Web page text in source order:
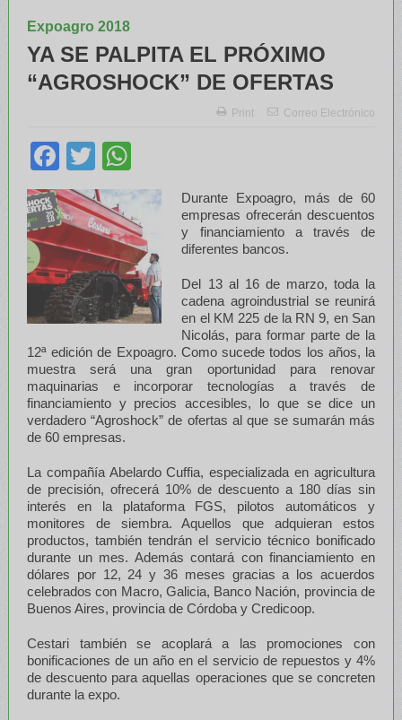
Expoagro 2018
YA SE PALPITA EL PRÓXIMO
“AGROSHOCK” DE OFERTAS
Print Correo Electrónico
Facebook
Twitter
Durante Expoagro, más de 60
empresas ofrecerán descuentos
y financiamiento a través de
diferentes bancos.
Del 13 al 16 de marzo, toda la
cadena agroindustrial se reunirá
en el KM 225 de la RN 9, en San
Nicolás, para formar parte de la
12ª edición de Expoagro. Como sucede todos los años, la
muestra será una gran oportunidad para renovar
maquinarias e incorporar tecnologías a través de
financiamiento y precios accesibles, lo que se dice un
verdadero “Agroshock” de ofertas al que se sumarán más
de 60 empresas.
La compañía Abelardo Cuffia, especializada en agricultura
de precisión, ofrecerá 10% de descuento a 180 días sin
interés en la plataforma FGS, pilotos automáticos y
monitores de siembra. Aquellos que adquieran estos
productos, también tendrán el servicio técnico bonificado
durante un mes. Además contará con financiamiento en
dólares por 12, 24 y 36 meses gracias a los acuerdos
celebrados con Macro, Galicia, Banco Nación, provincia de
Buenos Aires, provincia de Córdoba y Credicoop.
Cestari también se acoplará a las promociones con
bonificaciones de un año en el servicio de repuestos y 4%
de descuento para aquellas operaciones que se concreten
durante la expo.